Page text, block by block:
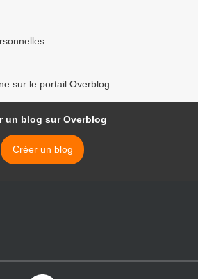
sur le portail Overblog
un blog sur Overblog
Créer un blog